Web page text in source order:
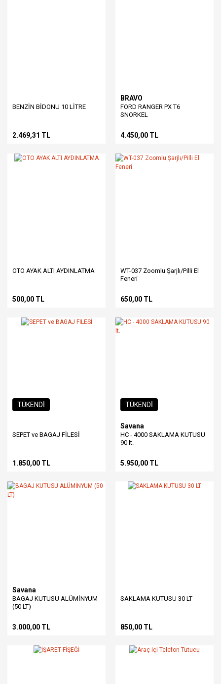
BENZİN BİDONU 10 LİTRE
2.469,31 TL
BRAVO
FORD RANGER PX T6
SNORKEL
4.450,00 TL
OTO AYAK ALTI AYDINLATMA
500,00 TL
WT-037 Zoomlu Şarjlı/Pilli El
Feneri
650,00 TL
TÜKENDİ
SEPET ve BAGAJ FİLESİ
1.850,00 TL
TÜKENDİ
Savana
HC - 4000 SAKLAMA KUTUSU
90 lt.
5.950,00 TL
Savana
BAGAJ KUTUSU ALÜMİNYUM
(50 LT)
3.000,00 TL
SAKLAMA KUTUSU 30 LT
850,00 TL